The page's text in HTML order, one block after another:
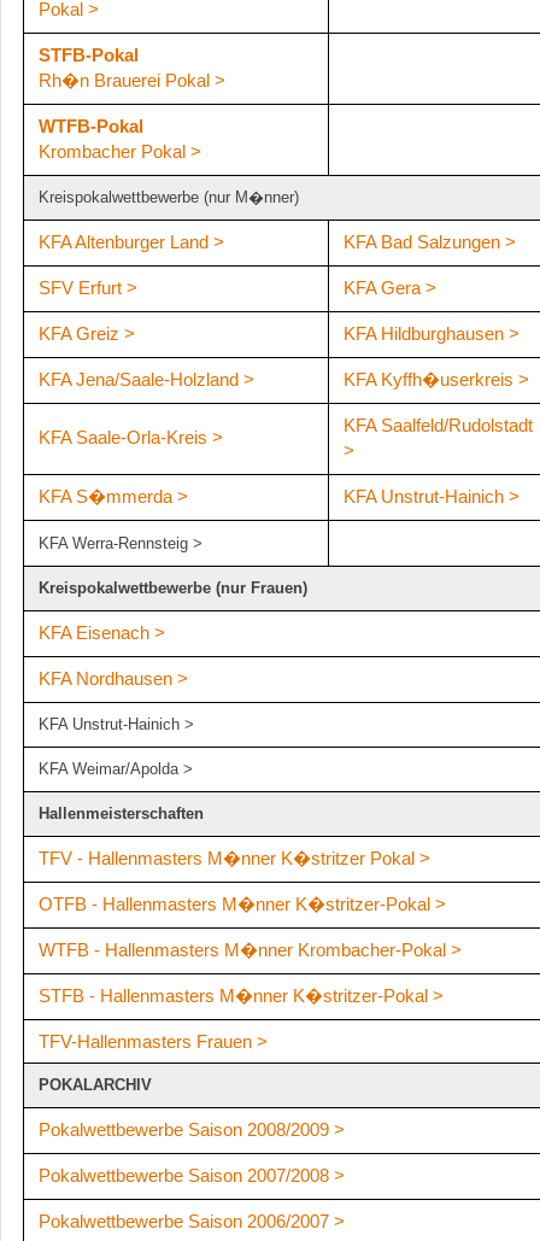
Pokal >
STFB-Pokal
Rh�n Brauerei Pokal >
WTFB-Pokal
Krombacher Pokal >
Kreispokalwettbewerbe (nur M�nner)
KFA Altenburger Land > KFA Bad Salzungen >
SFV Erfurt > KFA Gera >
KFA Greiz > KFA Hildburghausen >
KFA Jena/Saale-Holzland > KFA Kyffh�userkreis >
KFA Saale-Orla-Kreis >
KFA Saalfeld/Rudolstadt
>
KFA S�mmerda > KFA Unstrut-Hainich >
KFA Werra-Rennsteig >
Kreispokalwettbewerbe (nur Frauen)
KFA Eisenach >
KFA Nordhausen >
KFA Unstrut-Hainich >
KFA Weimar/Apolda >
Hallenmeisterschaften
TFV - Hallenmasters M�nner K�stritzer Pokal >
OTFB - Hallenmasters M�nner K�stritzer-Pokal >
WTFB - Hallenmasters M�nner Krombacher-Pokal >
STFB - Hallenmasters M�nner K�stritzer-Pokal >
TFV-Hallenmasters Frauen >
POKALARCHIV
Pokalwettbewerbe Saison 2008/2009 >
Pokalwettbewerbe Saison 2007/2008 >
Pokalwettbewerbe Saison 2006/2007 >